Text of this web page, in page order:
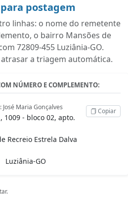
para postagem
linhas: o nome do remetente
o bairro Mansões de
72809-455 Luziânia-GO.
a triagem automática.
NÚMERO E COMPLEMENTO:
Maria Gonçalves
1009 - bloco 02, apto.
Recreio Estrela Dalva
Luziânia-GO
Copiar